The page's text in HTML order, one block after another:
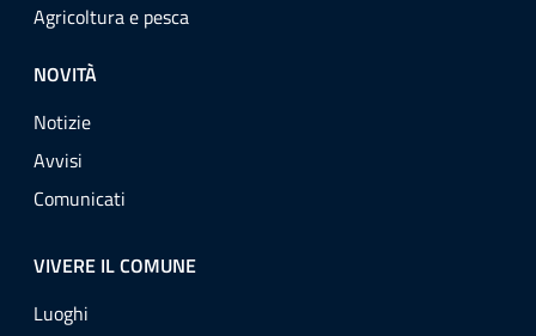
Agricoltura e pesca
NOVITÀ
Notizie
Avvisi
Comunicati
VIVERE IL COMUNE
Luoghi